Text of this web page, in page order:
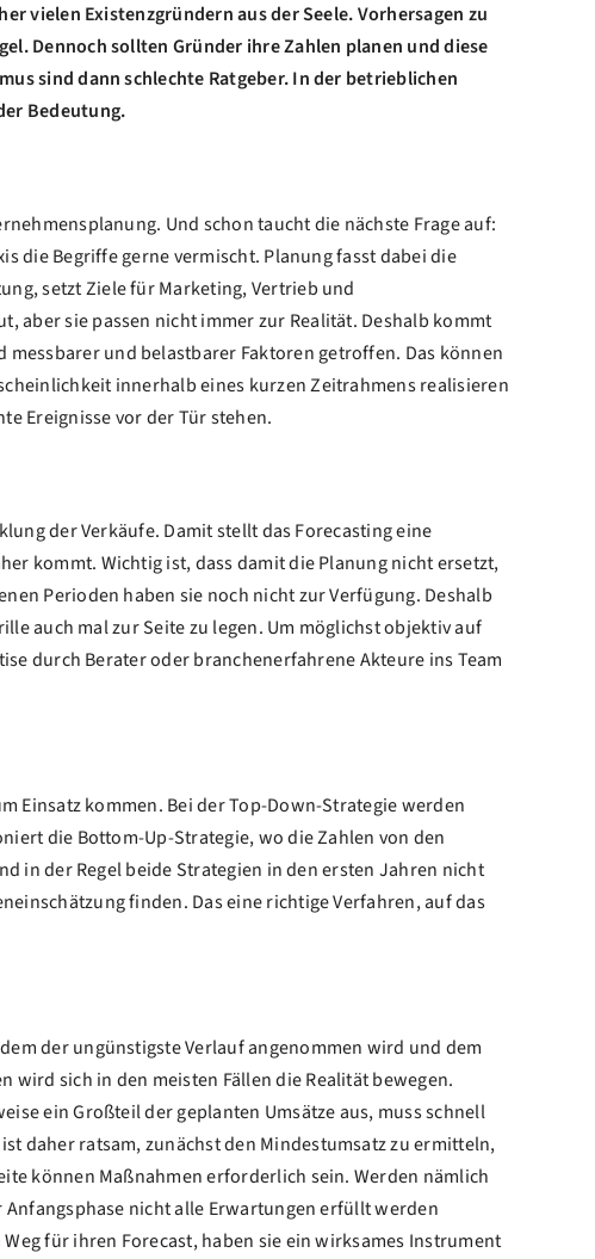
vielen Existenzgründern aus der Seele. Vorhersagen zu
Dennoch sollten Gründer ihre Zahlen planen und diese
sind dann schlechte Ratgeber. In der betrieblichen
Bedeutung.
Und schon taucht die nächste Frage auf:
die Begriffe gerne vermischt. Planung fasst dabei die
setzt Ziele für Marketing, Vertrieb und
aber sie passen nicht immer zur Realität. Deshalb kommt
und belastbarer Faktoren getroffen. Das können
innerhalb eines kurzen Zeitrahmens realisieren
Ereignisse vor der Tür stehen.
der Verkäufe. Damit stellt das Forecasting eine
kommt. Wichtig ist, dass damit die Planung nicht ersetzt,
Perioden haben sie noch nicht zur Verfügung. Deshalb
auch mal zur Seite zu legen. Um möglichst objektiv auf
durch Berater oder branchenerfahrene Akteure ins Team
Einsatz kommen. Bei der Top-Down-Strategie werden
die Bottom-Up-Strategie, wo die Zahlen von den
in der Regel beide Strategien in den ersten Jahren nicht
finden. Das eine richtige Verfahren, auf das
der ungünstigste Verlauf angenommen wird und dem
sich in den meisten Fällen die Realität bewegen.
ein Großteil der geplanten Umsätze aus, muss schnell
daher ratsam, zunächst den Mindestumsatz zu ermitteln,
können Maßnahmen erforderlich sein. Werden nämlich
nicht alle Erwartungen erfüllt werden
für ihren Forecast, haben sie ein wirksames Instrument